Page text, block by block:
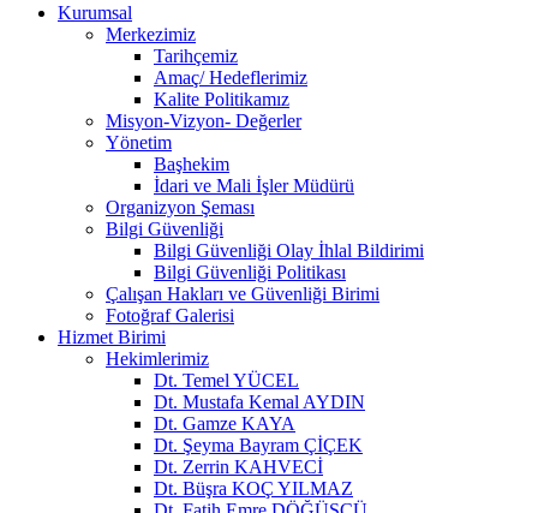
Kurumsal
Merkezimiz
Tarihçemiz
Amaç/ Hedeflerimiz
Kalite Politikamız
Misyon-Vizyon- Değerler
Yönetim
Başhekim
İdari ve Mali İşler Müdürü
Organizyon Şeması
Bilgi Güvenliği
Bilgi Güvenliği Olay İhlal Bildirimi
Bilgi Güvenliği Politikası
Çalışan Hakları ve Güvenliği Birimi
Fotoğraf Galerisi
Hizmet Birimi
Hekimlerimiz
Dt. Temel YÜCEL
Dt. Mustafa Kemal AYDIN
Dt. Gamze KAYA
Dt. Şeyma Bayram ÇİÇEK
Dt. Zerrin KAHVECİ
Dt. Büşra KOÇ YILMAZ